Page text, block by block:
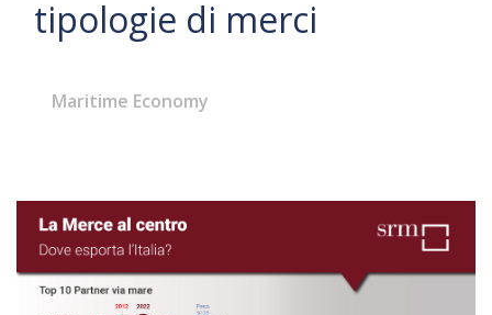
tipologie di merci
Maritime Economy